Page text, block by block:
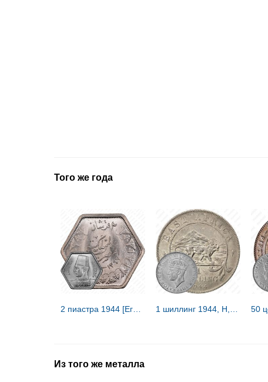
Того же года
Из того же металла